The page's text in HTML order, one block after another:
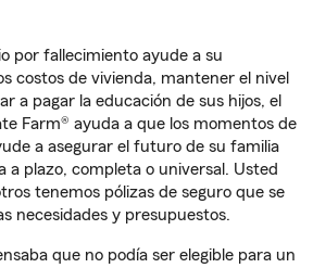
por fallecimiento ayude a su
costos de vivienda, mantener el nivel
a pagar la educación de sus hijos, el
Farm® ayuda a que los momentos de
a asegurar el futuro de su familia
a plazo, completa o universal. Usted
tenemos pólizas de seguro que se
necesidades y presupuestos.
que no podía ser elegible para un